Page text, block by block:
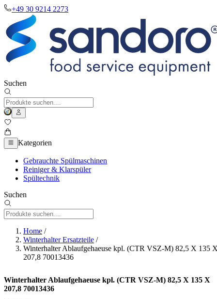
+49 30 9214 2273
Suchen
Kategorien
Gebrauchte Spülmaschinen
Reiniger & Klarspüler
Spültechnik
Suchen
Home /
Winterhalter Ersatzteile /
Winterhalter Ablaufgehaeuse kpl. (CTR VSZ-M) 82,5 X 135
207,8 70013436
Winterhalter Ablaufgehaeuse kpl. (CTR VSZ-M) 82,5 X 135 X
207,8 70013436